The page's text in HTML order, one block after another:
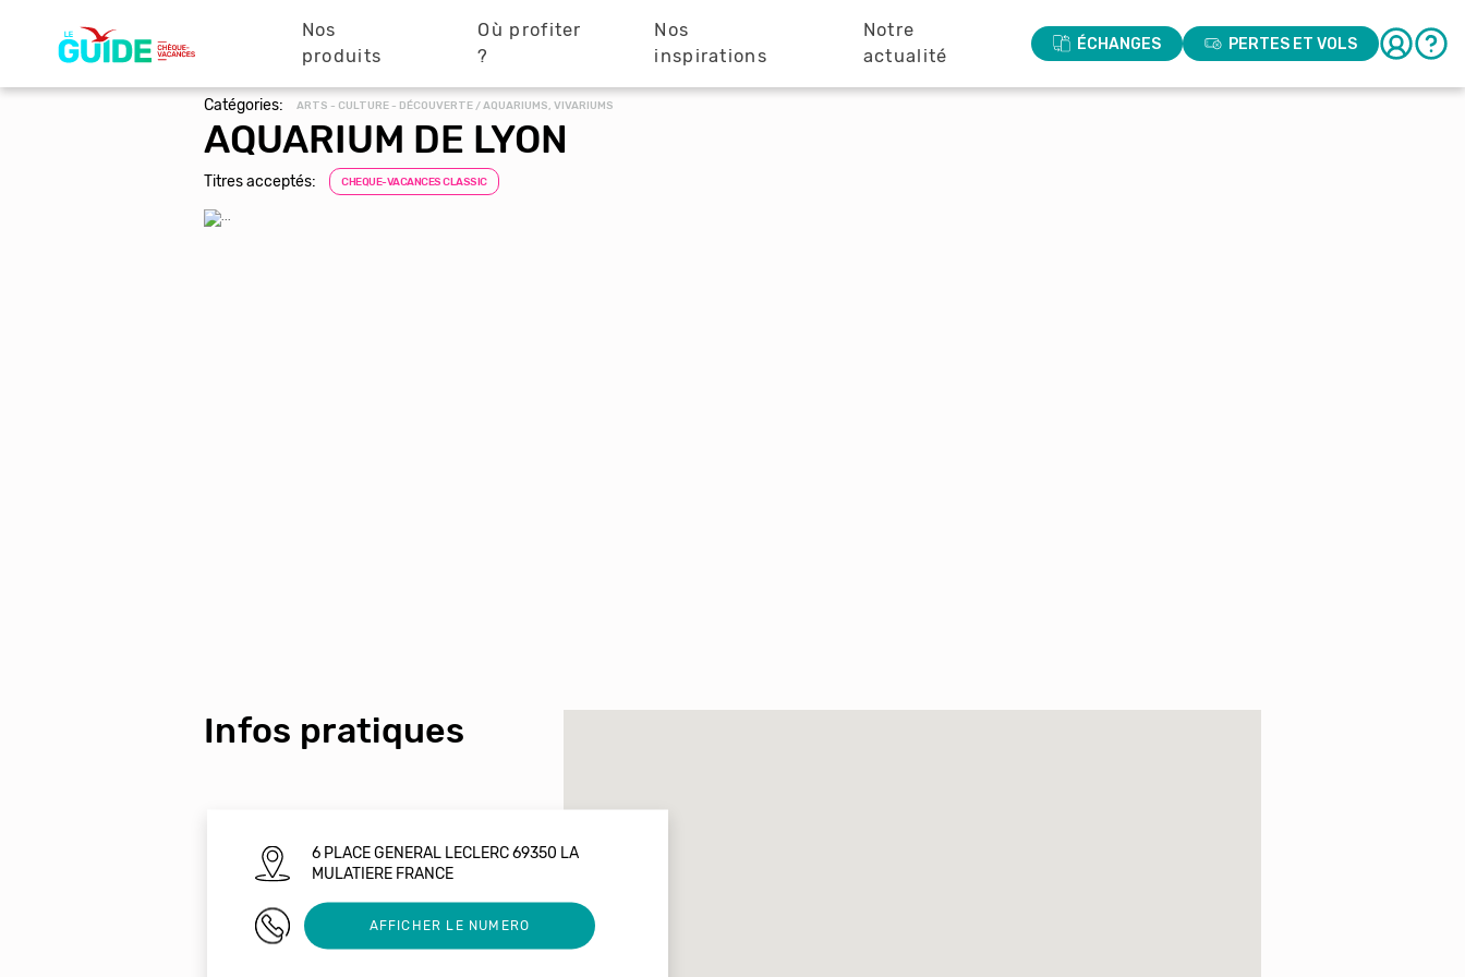
principale
Nos
produits
Où profiter
?
Nos
inspirations
Notre
actualité
ÉCHANGES PERTES ET VOLS
Catégories: ARTS - CULTURE - DÉCOUVERTE / AQUARIUMS, VIVARIUMS
AQUARIUM DE LYON
Titres acceptés: CHEQUE-VACANCES CLASSIC
Infos pratiques
6 PLACE GENERAL LECLERC 69350 LA
MULATIERE FRANCE
04 72 66 65 66AFFICHER LE NUMERO